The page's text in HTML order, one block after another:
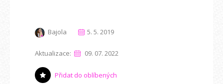
Bajola 5. 5. 2019
Aktualizace: 09. 07. 2022
Přidat do oblíbených